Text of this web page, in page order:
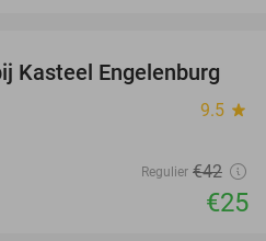
40%
Kasteel Engelenburg
9.5 star
Regulier €42
€25